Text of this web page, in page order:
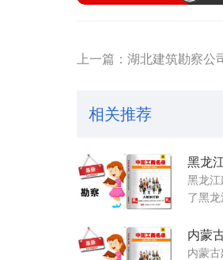
上一篇：湖北建筑勘察公
相关推荐
黑龙
了黑龙
内蒙